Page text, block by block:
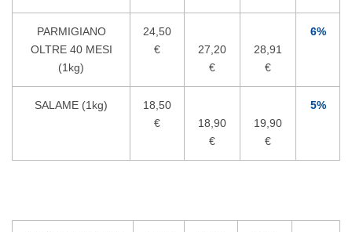
PARMIGIANO
OLTRE 40 MESI
(1kg)
24,50
€
27,20
€
28,91
€
6%
SALAME (1kg)
18,50
€
18,90
€
19,90
€
5%